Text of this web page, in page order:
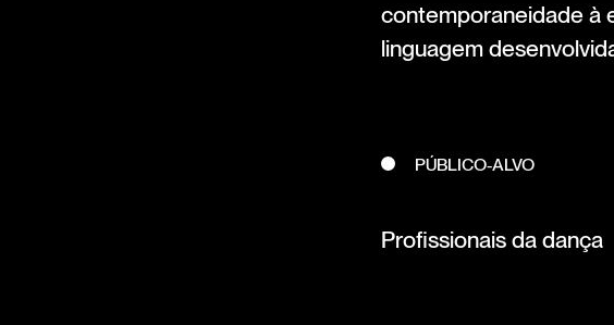
contemporaneidade à
linguagem
PÚBLICO-ALVO
Profissionais da dança